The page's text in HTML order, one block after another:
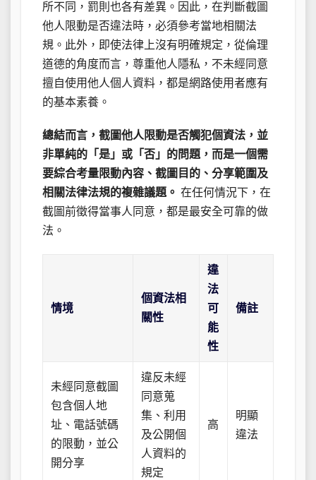
所不同，罰則也各有差異。因此，在判斷截圖
他人限動是否違法時，必須參考當地相關法
規。此外，即使法律上沒有明確規定，從倫理
道德的角度而言，尊重他人隱私，不未經同意
擅自使用他人個人資料，都是網路使用者應有
的基本素養。
總結而言，截圖他人限動是否觸犯個資法，並
非單純的「是」或「否」的問題，而是一個需
要綜合考量限動內容、截圖目的、分享範圍及
相關法律法規的複雜議題。 在任何情況下，在
截圖前徵得當事人同意，都是最安全可靠的做
法。
情境
個資法相
關性
違
法
可
能
性
備註
未經同意截圖
包含個人地
址、電話號碼
的限動，並公
開分享
違反未經
同意蒐
集、利用
及公開個
人資料的
規定
高
明顯
違法